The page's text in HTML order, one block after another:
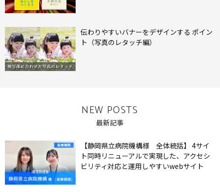
伝わりやすいバナーをデザインする ポイン
ト（写真のレタッチ編）
NEW POSTS
最新記事
【静岡県立病院機構様 全体統括】 4サイ
ト同時リニューアルで実現した、アクセシ
ビリティ対応と運用しやすいwebサイト